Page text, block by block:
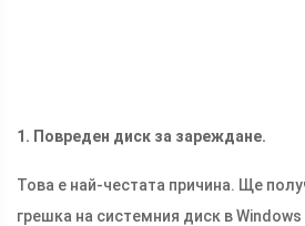
1. Повреден диск за зареждане.
Това е най-честата причина. Ще
грешка на системния диск в